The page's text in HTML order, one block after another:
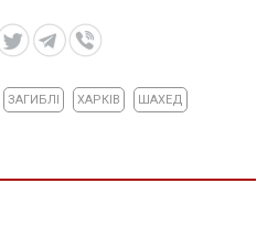
ЗАГИБЛІ ХАРКІВ ШАХЕД